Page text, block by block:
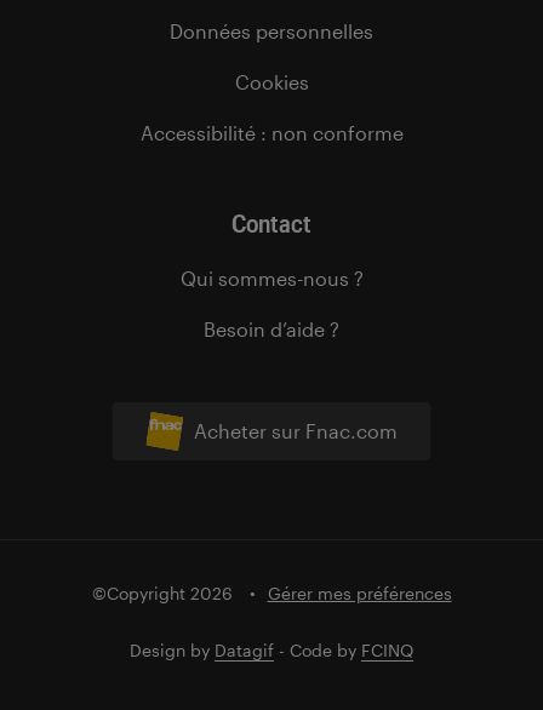
Acheter sur Fnac.com
Données personnelles
Cookies
Accessibilité : non conforme
Contact
Qui sommes-nous ?
Besoin d’aide ?
©Copyright 2026 Gérer mes préférences
Design by Datagif - Code by FCINQ